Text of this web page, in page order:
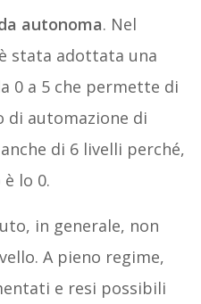
autonoma. Nel
stata adottata una
0 a 5 che permette di
di automazione di
di 6 livelli perché,
lo 0.
in generale, non
A pieno regime,
e resi possibili